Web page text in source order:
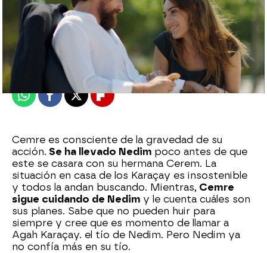
Nova
Madrid
Publicado: 11 de enero de 2021, 22:46
WhatsappFacebook
X Flipboard
Cemre es consciente de la gravedad de su
acción. Se ha llevado Nedim poco antes de que
este se casara con su hermana Cerem. La
situación en casa de los Karaçay es insostenible
y todos la andan buscando. Mientras, Cemre
sigue cuidando de Nedim y le cuenta cuáles son
sus planes. Sabe que no pueden huir para
siempre y cree que es momento de llamar a
Agah Karaçay. el tío de Nedim. Pero Nedim ya
no confía más en su tío.